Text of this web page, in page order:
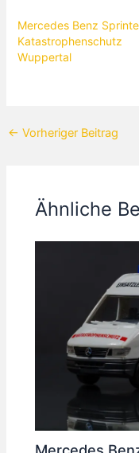
Mercedes Benz
Katastrophenschutz
Wuppertal
← Vorheriger Beitrag
Ähnliche